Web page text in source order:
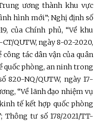
ương thành khu vực
hình mới”; Nghị định số
của Chính phủ, “Về khu
QUTW, ngày 8-02-2020,
công tác dân vận của quân
quốc phòng, an ninh trong
820-NQ/QUTW, ngày 17-
“Về lãnh đạo nhiệm vụ
tế kết hợp quốc phòng
Thông tư số 178/2021/TT-